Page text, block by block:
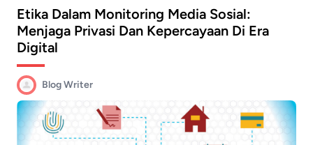
Etika Dalam Monitoring Media Sosial:
Menjaga Privasi Dan Kepercayaan Di Era
Digital
Blog Writer